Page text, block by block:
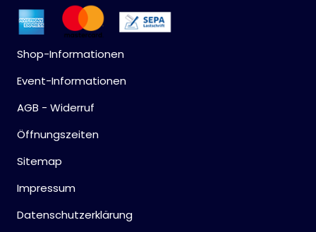
Shop-Informationen
Event-Informationen
AGB - Widerruf
Öffnungszeiten
Sitemap
Impressum
Datenschutzerklärung